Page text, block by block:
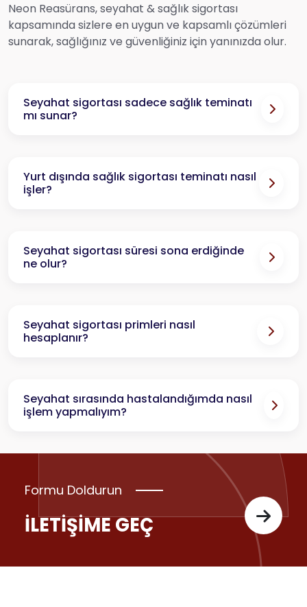
Neon Reasürans, seyahat & sağlık sigortası
kapsamında sizlere en uygun ve kapsamlı çözümleri
sunarak, sağlığınız ve güvenliğiniz için yanınızda olur.
Seyahat sigortası sadece sağlık teminatı
mı sunar?
Yurt dışında sağlık sigortası teminatı nasıl
işler?
Seyahat sigortası süresi sona erdiğinde
ne olur?
Seyahat sigortası primleri nasıl
hesaplanır?
Seyahat sırasında hastalandığımda nasıl
işlem yapmalıyım?
Formu Doldurun
İLETİŞİME GEÇ